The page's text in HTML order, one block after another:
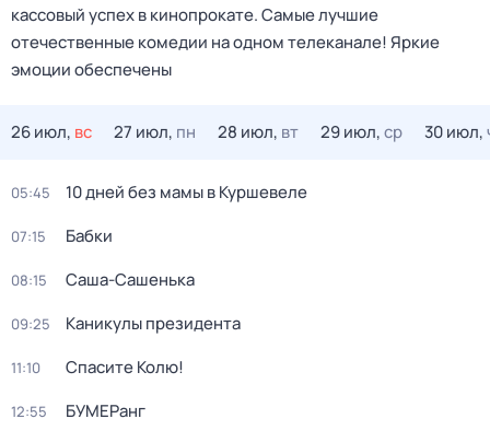
кассовый успех в кинопрокате. Самые лучшие
отечественные комедии на одном телеканале! Яркие
эмоции обеспечены
26 июл, вс 27 июл, пн 28 июл, вт 29 июл,ср 30 июл,
05:45 10 дней без мамы в Куршевеле
07:15 Бабки
08:15 Саша-Сашенька
09:25 Каникулы президента
11:10 Спасите Колю!
12:55 БУМЕРанг